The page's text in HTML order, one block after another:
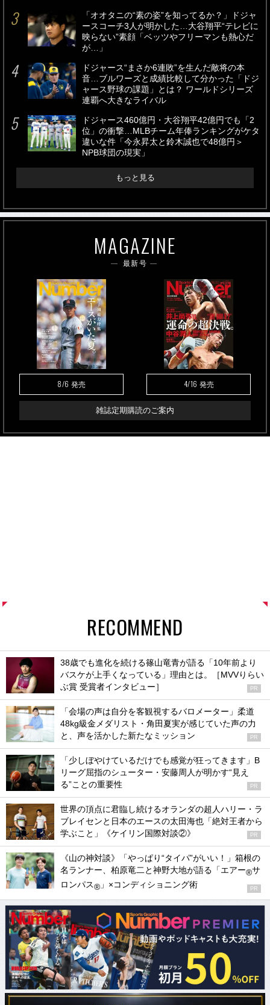
「オオタニの“素の姿”を知ってるか？」ドジャ
ースコーチ3人が明かした…大谷翔平“テレビに
映らない”素顔「ベッツやフリーマンも熱心だ
が…」
ドジャース“まさか6連敗”を生んだ敵将の本
音…ブルワーズと成績比較して分かった「ドジ
ャース野球の課題」とは？ ワールドシリーズ
連覇へ大きなライバル
ドジャース460億円・大谷翔平42億円でも「2
位」の衝撃…MLBチーム年俸ランキングがケタ
違いな件「今永昇太と鈴木誠也で48億円＞
NPB球団の現実」
もっと見る
MAGAZINE
最新号
8/6 発売 4/16 発売
雑誌定期購読のご案内
RECOMMEND
38歳でも進化を続ける篠山竜青が語る「10年前より
バスケが上手くなっている」理由とは。［MVVりらい
ぶ賞 受賞者インタビュー］
PR
「会場の声は自分を客観視するバロメーター」柔道
48kg級金メダリスト・角田夏実が感じていた声の力
と、声を活かした新たなミッション
PR
「少しぼやけているだけでも感覚が狂ってきます」B
リーグ屈指のシューター・安藤周人が明かす“見え
る”ことの重要性
PR
世界の頂点に君臨し続けるオランダの超人ハリー・ラ
ブレイセンと日本のエースの太田海也「絶対王者から
学ぶこと」《ケイリン国際対談②》
PR
《山の神対談》「やっぱり“タイパ”がいい！」箱根の
名ランナー、柏原竜二と神野大地が語る「エアー®サ
ロンパス® 」×コンディショニング術 PR